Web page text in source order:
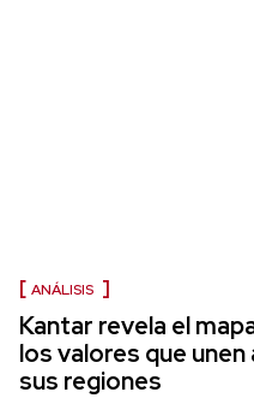
ANÁLISIS
Kantar revela el
los valores que
sus regiones